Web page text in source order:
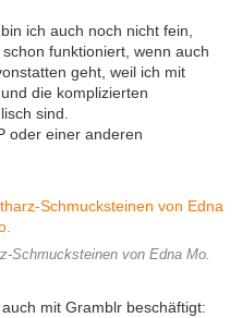
ich auch noch nicht fein,
funktioniert, wenn auch
geht, weil ich mit
die komplizierten
sind.
oder einer anderen
Schmucksteinen von Edna Mo.
mit Gramblr beschäftigt: